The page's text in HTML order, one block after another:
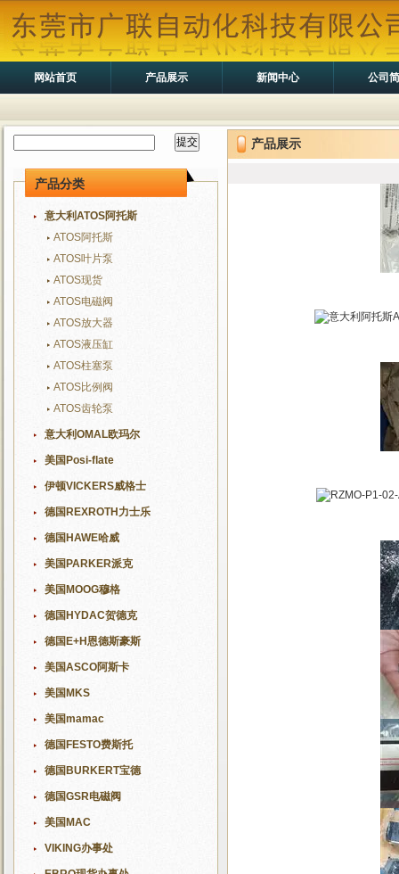
网站首页 产品展示 新闻中心 公司
产品分类
意大利ATOS阿托斯
ATOS阿托斯
ATOS叶片泵
ATOS现货
ATOS电磁阀
ATOS放大器
ATOS液压缸
ATOS柱塞泵
ATOS比例阀
ATOS齿轮泵
意大利OMAL欧玛尔
美国Posi-flate
伊顿VICKERS威格士
德国REXROTH力士乐
德国HAWE哈威
美国PARKER派克
美国MOOG穆格
德国HYDAC贺德克
德国E+H恩德斯豪斯
美国ASCO阿斯卡
美国MKS
美国mamac
德国FESTO费斯托
德国BURKERT宝德
德国GSR电磁阀
美国MAC
VIKING办事处
产品展示